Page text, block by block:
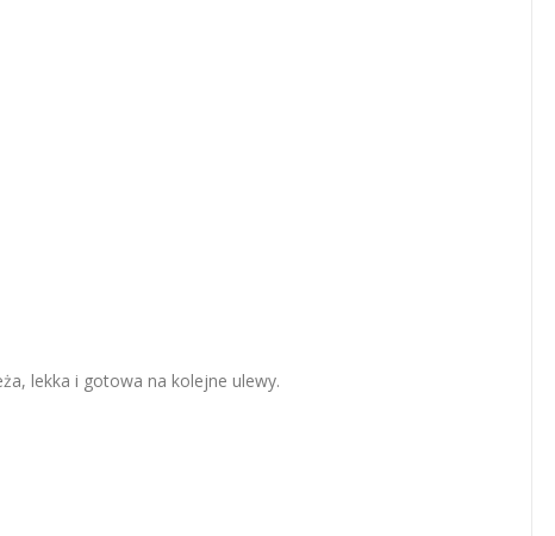
lekka i gotowa na kolejne ulewy.